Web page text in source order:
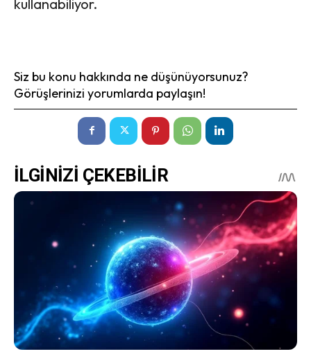
kullanabiliyor.
Siz bu konu hakkında ne düşünüyorsunuz?
Görüşlerinizi yorumlarda paylaşın!